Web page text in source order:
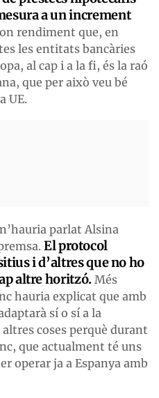
a un increment
rendiment que, en
les entitats bancàries
al cap i a la fi, és la raó
que per això veu bé
UE.
parlat Alsina
El protocol
i d’altres que no ho
altre horitzó.Més
hauria explicat que amb
sí o sí a la
coses perquè durant
que actualment té uns
operar ja a Espanya amb